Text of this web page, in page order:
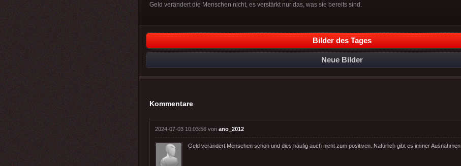
Geld verändert die Menschen nicht, es verstärkt nur das, was sie bereits sind.
Bilder des Tages
Neue Bilder
Kommentare
2024-07-03 10:03:56 von ano_2012
Geld verändert Menschen schon und dies häufig auch nicht zum positiven. Natürlich gibt es immer Ausnahmen